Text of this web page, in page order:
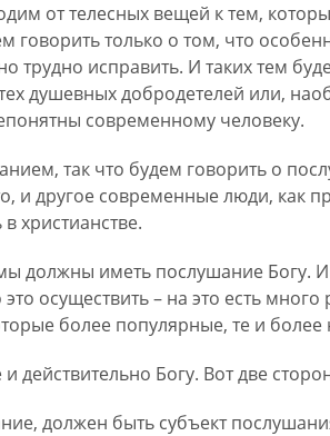
от телесных вещей к тем,
только о том, что
исправить. И таких тем
душевных добродетелей или,
современному человеку.
так что будем говорить о
и другое современные люди, как
христианстве.
должны иметь послушание Богу.
осуществить – на это есть много
более популярные, те и
действительно Богу. Вот две
должен быть субъект